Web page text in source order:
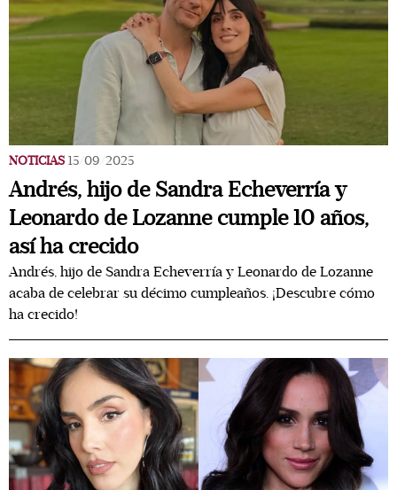
NOTICIAS 15/09/2025
Andrés, hijo de Sandra Echeverría y
Leonardo de Lozanne cumple 10 años,
así ha crecido
Andrés, hijo de Sandra Echeverría y Leonardo de Lozanne
acaba de celebrar su décimo cumpleaños. ¡Descubre cómo
ha crecido!